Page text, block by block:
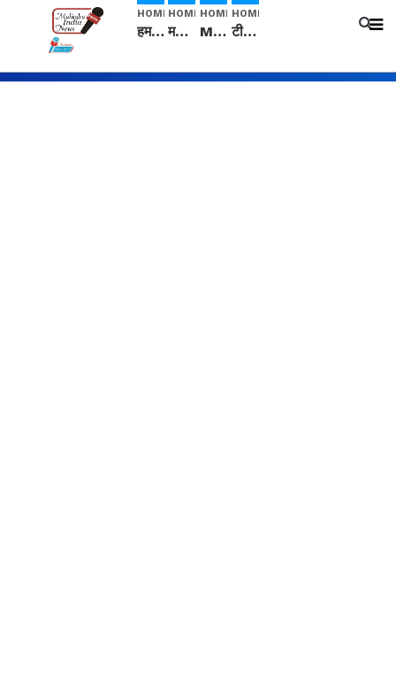
HOME
हम सनातनी..." सांसद kangana Ranaut से क्या बोली लड़की? Viral Jantar-Mantar | CJP protest
HOME
मनीषा हत्याकांड: हत्या, आत्महत्या या कोई बड़ा राज? | Full Story | Josh Haryana
HOME
Mangalsutra: हिंदू धर्म में शादी के बाद मंगलसूत्र क्यों पहनती है महिलाएं, किसने शुरु की ये परंपरा
HOME
टीम बीकेई ने एग्रीकल्चर ग्रेड की यूरिया खाद गट्टों में बदलकर टेक्निकल ग्रेड में बेचने वालों पर करवाई कार्रवाई: लखविंदर सिंह औलख